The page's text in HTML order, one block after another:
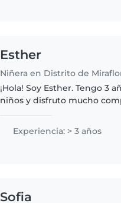
Esther
Niñera en Distrito de
¡Hola! Soy Esther. Tengo 3
niños y disfruto mucho
Hablo español,..
Experiencia: > 3 años
Sofia